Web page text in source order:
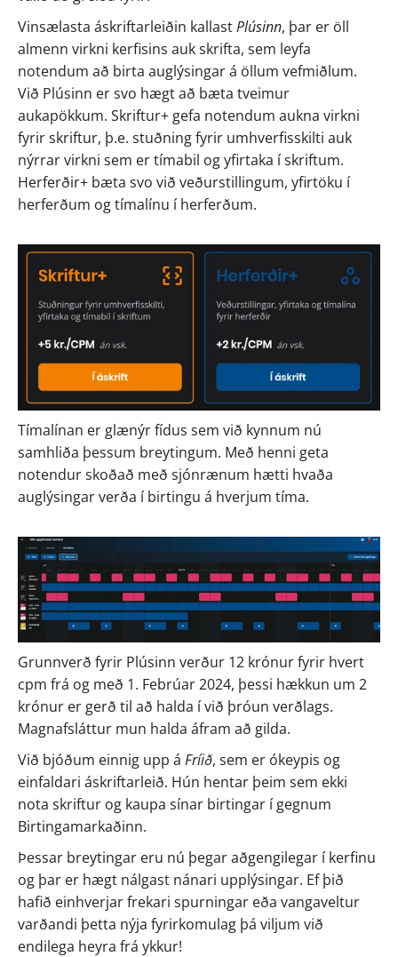
Vinsælasta áskriftarleiðin kallast Plúsinn, þar er öll
almenn virkni kerfisins auk skrifta, sem leyfa
notendum að birta auglýsingar á öllum vefmiðlum.
Við Plúsinn er svo hægt að bæta tveimur
aukapökkum. Skriftur+ gefa notendum aukna virkni
fyrir skriftur, þ.e. stuðning fyrir umhverfisskilti auk
nýrrar virkni sem er tímabil og yfirtaka í skriftum.
Herferðir+ bæta svo við veðurstillingum, yfirtöku í
herferðum og tímalínu í herferðum.
Tímalínan er glænýr fídus sem við kynnum nú
samhliða þessum breytingum. Með henni geta
notendur skoðað með sjónrænum hætti hvaða
auglýsingar verða í birtingu á hverjum tíma.
Grunnverð fyrir Plúsinn verður 12 krónur fyrir hvert
cpm frá og með 1. Febrúar 2024, þessi hækkun um 2
krónur er gerð til að halda í við þróun verðlags.
Magnafsláttur mun halda áfram að gilda.
Við bjóðum einnig upp á Fríið, sem er ókeypis og
einfaldari áskriftarleið. Hún hentar þeim sem ekki
nota skriftur og kaupa sínar birtingar í gegnum
Birtingamarkaðinn.
Þessar breytingar eru nú þegar aðgengilegar í kerfinu
og þar er hægt nálgast nánari upplýsingar. Ef þið
hafið einhverjar frekari spurningar eða vangaveltur
varðandi þetta nýja fyrirkomulag þá viljum við
endilega heyra frá ykkur!